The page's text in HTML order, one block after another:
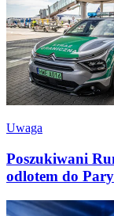
Uwaga
Poszukiwani
odlotem do